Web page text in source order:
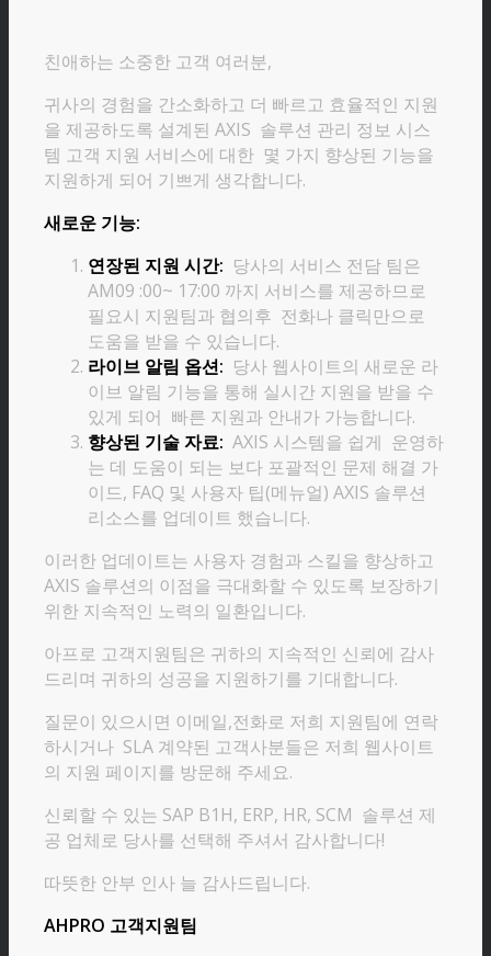
친애하는 소중한 고객 여러분,
귀사의 경험을 간소화하고 더 빠르고 효율적인 지원
을 제공하도록 설계된 AXIS 솔루션 관리 정보 시스
템 고객 지원 서비스에 대한 몇 가지 향상된 기능을
지원하게 되어 기쁘게 생각합니다.
새로운 기능:
연장된 지원 시간: 당사의 서비스 전담 팀은
AM09 :00~ 17:00 까지 서비스를 제공하므로
필요시 지원팀과 협의후 전화나 클릭만으로
도움을 받을 수 있습니다.
라이브 알림 옵션: 당사 웹사이트의 새로운 라
이브 알림 기능을 통해 실시간 지원을 받을 수
있게 되어 빠른 지원과 안내가 가능합니다.
향상된 기술 자료: AXIS 시스템을 쉽게 운영하
는 데 도움이 되는 보다 포괄적인 문제 해결 가
이드, FAQ 및 사용자 팁(메뉴얼) AXIS 솔루션
리소스를 업데이트 했습니다.
이러한 업데이트는 사용자 경험과 스킬을 향상하고
AXIS 솔루션의 이점을 극대화할 수 있도록 보장하기
위한 지속적인 노력의 일환입니다.
아프로 고객지원팀은 귀하의 지속적인 신뢰에 감사
드리며 귀하의 성공을 지원하기를 기대합니다.
질문이 있으시면 이메일,전화로 저희 지원팀에 연락
하시거나 SLA 계약된 고객사분들은 저희 웹사이트
의 지원 페이지를 방문해 주세요.
신뢰할 수 있는 SAP B1H, ERP, HR, SCM 솔루션 제
공 업체로 당사를 선택해 주셔서 감사합니다!
따뜻한 안부 인사 늘 감사드립니다.
AHPRO 고객지원팀